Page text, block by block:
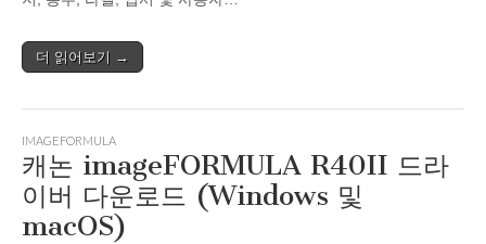
더 읽어보기 →
IMAGEFORMULA
캐논 imageFORMULA R40II 드라
이버 다운로드 (Windows 및
macOS)